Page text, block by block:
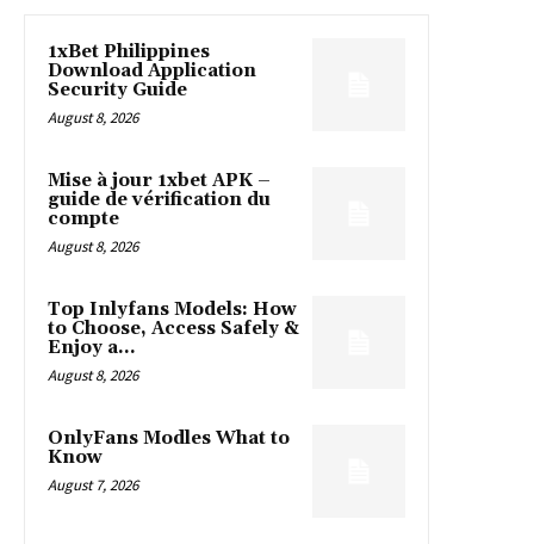
1xBet Philippines
Download Application
Security Guide
August 8, 2026
Mise à jour 1xbet APK –
guide de vérification du
compte
August 8, 2026
Top Inlyfans Models: How
to Choose, Access Safely &
Enjoy a...
August 8, 2026
OnlyFans Modles What to
Know
August 7, 2026